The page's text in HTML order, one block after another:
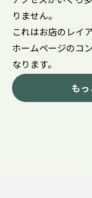
りません。
これはお店のレイ
ホームページのコ
なります。
も